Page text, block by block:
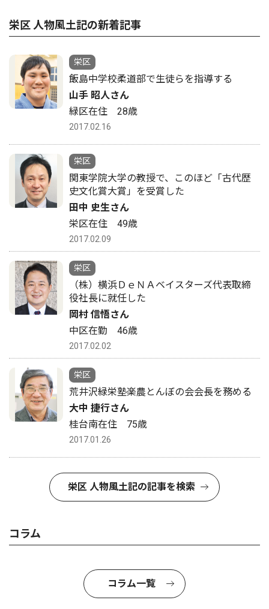
栄区 人物風土記の新着記事
栄区
飯島中学校柔道部で生徒らを指導する
山手 昭人さん
緑区在住 28歳
2017.02.16
栄区
関東学院大学の教授で、このほど「古代歴
史文化賞大賞」を受賞した
田中 史生さん
栄区在住 49歳
2017.02.09
栄区
（株）横浜ＤｅＮＡベイスターズ代表取締
役社長に就任した
岡村 信悟さん
中区在勤 46歳
2017.02.02
栄区
荒井沢緑栄塾楽農とんぼの会会長を務める
大中 捷行さん
桂台南在住 75歳
2017.01.26
栄区 人物風土記の記事を検索
コラム
コラム一覧